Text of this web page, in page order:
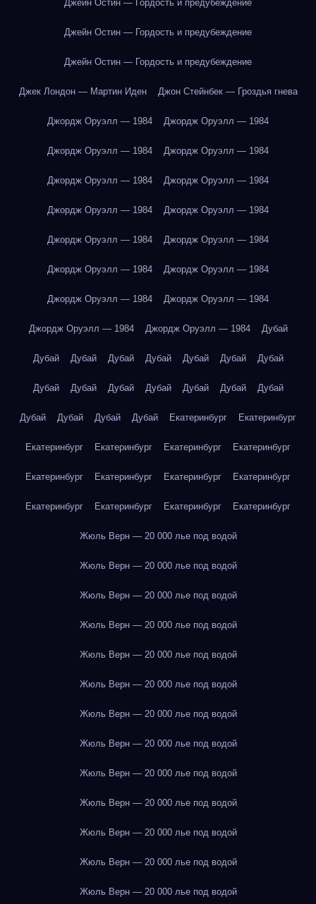
Джейн Остин — Гордость и предубеждение
Джейн Остин — Гордость и предубеждение
Джейн Остин — Гордость и предубеждение
Джек Лондон — Мартин Иден Джон Стейнбек — Гроздья гнева
Джордж Оруэлл — 1984 Джордж Оруэлл — 1984
Джордж Оруэлл — 1984 Джордж Оруэлл — 1984
Джордж Оруэлл — 1984 Джордж Оруэлл — 1984
Джордж Оруэлл — 1984 Джордж Оруэлл — 1984
Джордж Оруэлл — 1984 Джордж Оруэлл — 1984
Джордж Оруэлл — 1984 Джордж Оруэлл — 1984
Джордж Оруэлл — 1984 Джордж Оруэлл — 1984
Джордж Оруэлл — 1984 Джордж Оруэлл — 1984 Дубай
Дубай Дубай Дубай Дубай Дубай Дубай Дубай
Дубай Дубай Дубай Дубай Дубай Дубай Дубай
Дубай Дубай Дубай Дубай Екатеринбург Екатеринбург
Екатеринбург Екатеринбург Екатеринбург Екатеринбург
Екатеринбург Екатеринбург Екатеринбург Екатеринбург
Екатеринбург Екатеринбург Екатеринбург Екатеринбург
Жюль Верн — 20 000 лье под водой
Жюль Верн — 20 000 лье под водой
Жюль Верн — 20 000 лье под водой
Жюль Верн — 20 000 лье под водой
Жюль Верн — 20 000 лье под водой
Жюль Верн — 20 000 лье под водой
Жюль Верн — 20 000 лье под водой
Жюль Верн — 20 000 лье под водой
Жюль Верн — 20 000 лье под водой
Жюль Верн — 20 000 лье под водой
Жюль Верн — 20 000 лье под водой
Жюль Верн — 20 000 лье под водой
Жюль Верн — 20 000 лье под водой